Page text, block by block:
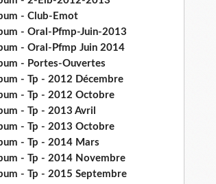
- Club-Emot
- Oral-Pfmp-Juin-2013
- Oral-Pfmp Juin 2014
- Portes-Ouvertes
- Tp - 2012 Décembre
- Tp - 2012 Octobre
- Tp - 2013 Avril
- Tp - 2013 Octobre
- Tp - 2014 Mars
- Tp - 2014 Novembre
- Tp - 2015 Septembre